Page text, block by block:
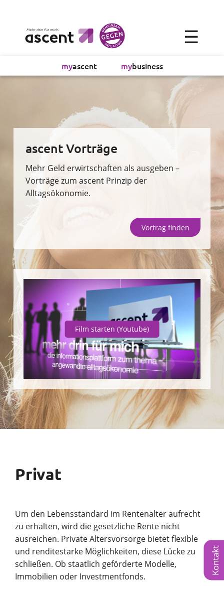
myascent mybusiness
×
Alltagsökonomie
Absicherung
Finanzvorsorge
Vollmachtsplanung
Sachversicherung
Unternehmen
SparpotenzialCheck Vortrag finden
☰
ascent Vorträge
Mehr Geld erwirtschaften als ausgeben –
Vorträge zum ascent Prinzip der
Alltagsökonomie.
Vortrag finden
Film starten (Youtube)
Privat
Um den Lebensstandard im Rentenalter aufrecht
zu erhalten, wird die gesetzliche Rente nicht
ausreichen. Private Altersvorsorge bietet flexible
und renditestarke Möglichkeiten, diese Lücke zu
schließen. Ob staatlich geförderte Modelle,
Immobilien oder Investmentfonds.
Kontakt